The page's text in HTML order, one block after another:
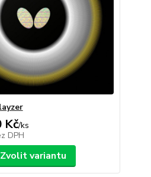
Kč/ks
DPH
Zvolit variantu